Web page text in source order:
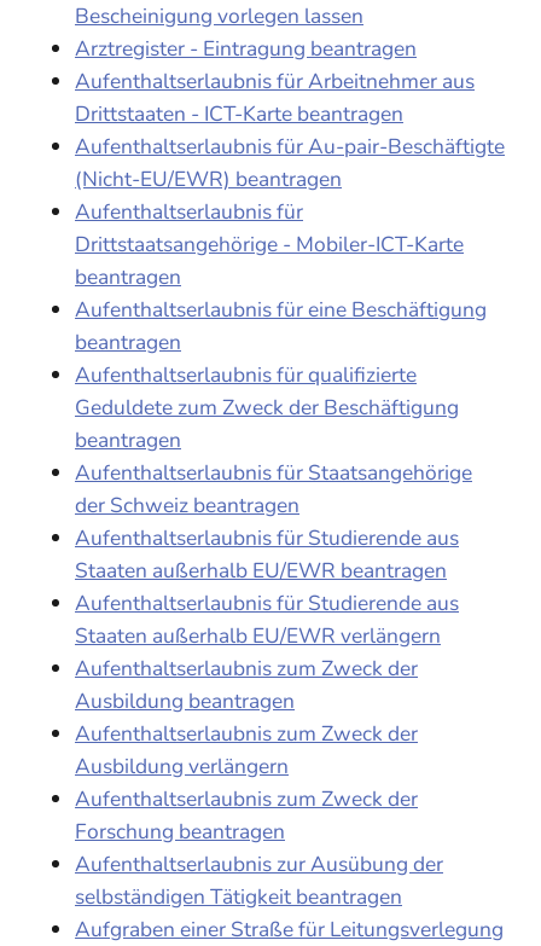
Bescheinigung vorlegen lassen
Arztregister - Eintragung beantragen
Aufenthaltserlaubnis für Arbeitnehmer aus
Drittstaaten - ICT-Karte beantragen
Aufenthaltserlaubnis für Au-pair-Beschäftigte
(Nicht-EU/EWR) beantragen
Aufenthaltserlaubnis für
Drittstaatsangehörige - Mobiler-ICT-Karte
beantragen
Aufenthaltserlaubnis für eine Beschäftigung
beantragen
Aufenthaltserlaubnis für qualifizierte
Geduldete zum Zweck der Beschäftigung
beantragen
Aufenthaltserlaubnis für Staatsangehörige
der Schweiz beantragen
Aufenthaltserlaubnis für Studierende aus
Staaten außerhalb EU/EWR beantragen
Aufenthaltserlaubnis für Studierende aus
Staaten außerhalb EU/EWR verlängern
Aufenthaltserlaubnis zum Zweck der
Ausbildung beantragen
Aufenthaltserlaubnis zum Zweck der
Ausbildung verlängern
Aufenthaltserlaubnis zum Zweck der
Forschung beantragen
Aufenthaltserlaubnis zur Ausübung der
selbständigen Tätigkeit beantragen
Aufgraben einer Straße für Leitungsverlegung